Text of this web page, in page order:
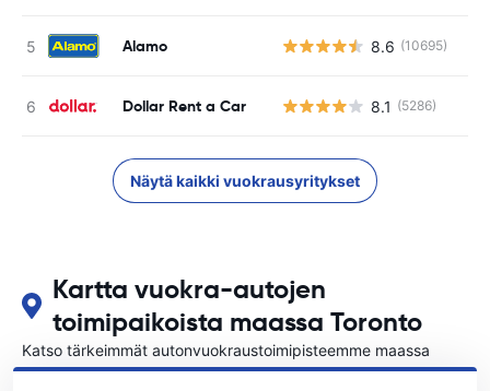
Alamo 8.6 (10695)
Dollar Rent a Car 8.1 (5286)
Näytä kaikki vuokrausyritykset
Kartta vuokra-autojen
toimipaikoista maassa Toronto
Katso tärkeimmät autonvuokraustoimipisteemme maassa
Toronto